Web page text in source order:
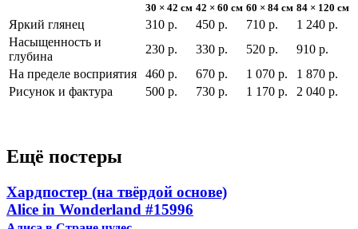
30 × 42 см 42 × 60 см 60 × 84 см 84 × 120 см
Яркий глянец 310 р. 450 р. 710 р.
1 240 р.
Насыщенность и
глубина
230 р. 330 р. 520 р.
910 р.
На пределе восприятия
460 р. 670 р. 1 070 р.
1 870 р.
Рисунок и фактура
500 р. 730 р. 1 170 р. 2 040 р.
Ещё постеры
Хардпостер (на твёрдой основе)
Alice in Wonderland #15996